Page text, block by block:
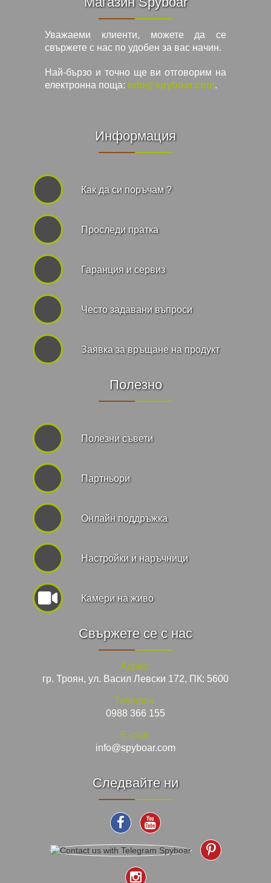
Уважаеми клиенти, можете да се
свържете с нас по удобен за вас начин.
Най-бързо и точно ще ви отговорим на
електронна поща: info@spyboar.com.
Информация
Как да си поръчам ?
Проследи пратка
Гаранция и сервиз
Често задавани въпроси
Заявка за връщане на продукт
Полезно
Полезни съвети
Партньори
Онлайн поддръжка
Hастройки и наръчници
Камери на живо
Свържете се с нас
Адрес:
гр. Троян, ул. Васил Левски 172, ПК: 5600
Телефон:
0988 366 155
E-mail:
info@spyboar.com
Следвайте ни